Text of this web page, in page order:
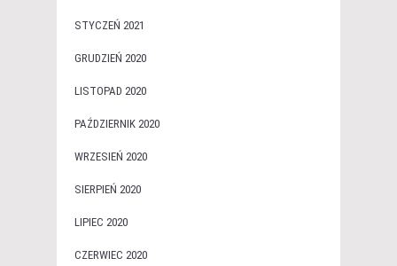
STYCZEŃ 2021
GRUDZIEŃ 2020
LISTOPAD 2020
PAŹDZIERNIK 2020
WRZESIEŃ 2020
SIERPIEŃ 2020
LIPIEC 2020
CZERWIEC 2020